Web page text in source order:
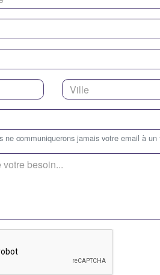
ne communiquerons jamais votre email à un